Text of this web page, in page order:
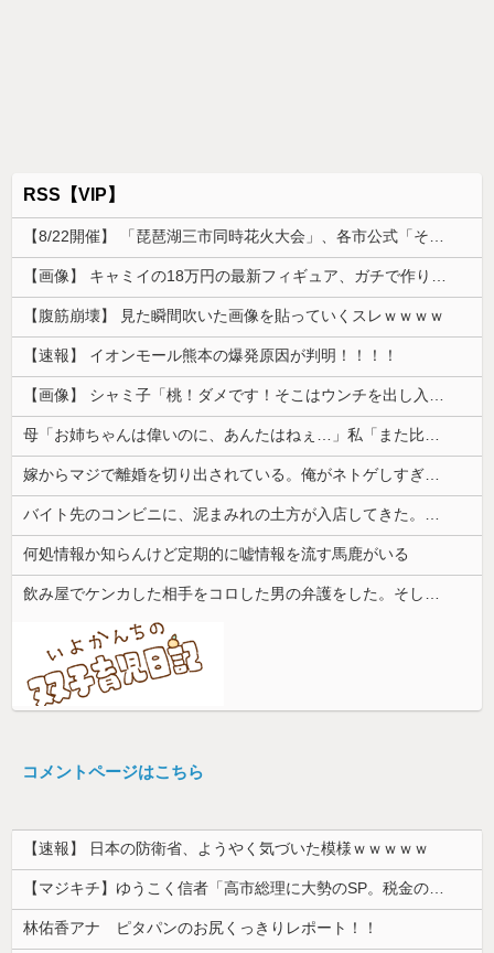
RSS【VIP】
【腹筋崩壊】 見た瞬間吹いた画像を貼っていくスレｗｗｗｗ
【速報】 イオンモール熊本の爆発原因が判明！！！！
何処情報か知らんけど定期的に嘘情報を流す馬鹿がいる
コメントページはこちら
【速報】 日本の防衛省、ようやく気づいた模様ｗｗｗｗｗ
【マジキチ】ゆうこく信者「高市総理に大勢のSP。税金の無駄遣いです」→『山上のようなテロリストのせい』とリプされ「山上君が犯人だとまだ思っておら...
林佑香アナ ピタパンのお尻くっきりレポート！！